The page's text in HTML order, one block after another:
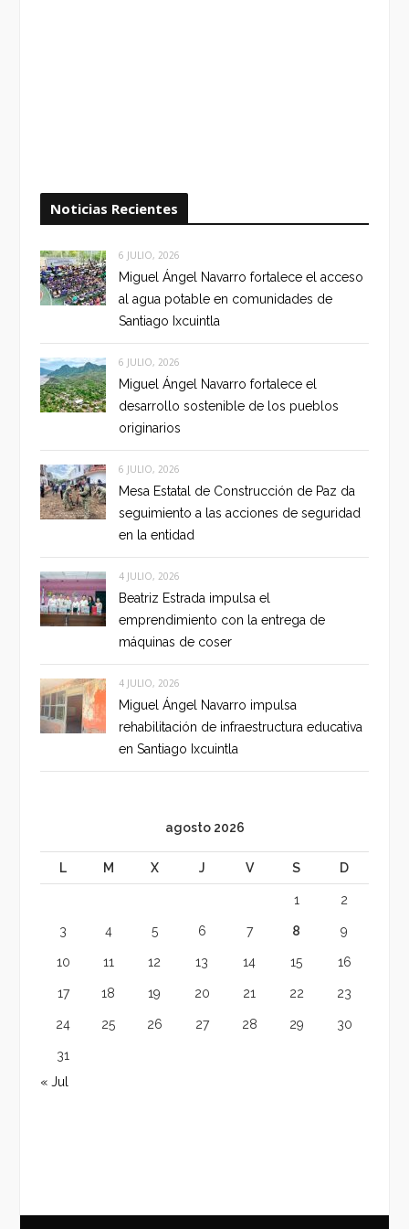
Noticias Recientes
6 JULIO, 2026
Miguel Ángel Navarro fortalece el acceso
al agua potable en comunidades de
Santiago Ixcuintla
6 JULIO, 2026
Miguel Ángel Navarro fortalece el
desarrollo sostenible de los pueblos
originarios
6 JULIO, 2026
Mesa Estatal de Construcción de Paz da
seguimiento a las acciones de seguridad
en la entidad
4 JULIO, 2026
Beatriz Estrada impulsa el
emprendimiento con la entrega de
máquinas de coser
4 JULIO, 2026
Miguel Ángel Navarro impulsa
rehabilitación de infraestructura educativa
en Santiago Ixcuintla
agosto 2026
L M X J V S D
1 2
3 4 5 6 7 8 9
10 11 12 13 14 15 16
17 18 19 20 21 22 23
24 25 26 27 28 29 30
31
« Jul